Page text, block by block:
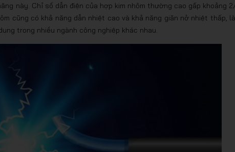
này. Chỉ số dẫn điện của hợp kim nhôm thường cao gấp khoảng
cũng có khả năng dẫn nhiệt cao và khả năng giãn nở nhiệt thấp,
trong nhiều ngành công nghiệp khác nhau.